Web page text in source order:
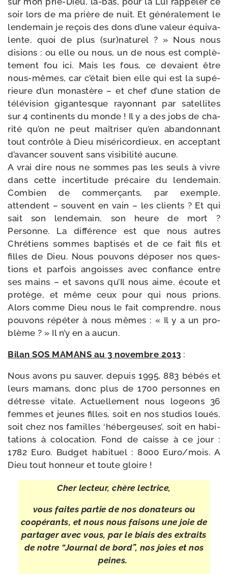
soir lors de ma prière de nuit. Et géné­ra­le­ment le
len­de­main je reçois des dons d’une valeur équi­va­
lente, quoi de plus (sur)naturel ? » Nous nous
disions : ou elle ou nous, un de nous est com­plè­
te­ment fou ici. Mais les fous, ce devaient être
nous-​mêmes, car c’était bien elle qui est la supé­
rieure d’un monas­tère – et chef d’une sta­tion de
télé­vi­sion gigan­tesque rayon­nant par satel­lites
sur 4 conti­nents du monde ! Il y a des jobs de cha­
ri­té qu’on ne peut maî­tri­ser qu’en aban­don­nant
tout contrôle à Dieu misé­ri­cor­dieux, en accep­tant
d’avancer sou­vent sans visi­bi­li­té aucune.
A vrai dire nous ne sommes pas les seuls à vivre
dans cette incer­ti­tude pré­caire du len­de­main.
Combien de com­mer­çants, par exemple,
attendent – sou­vent en vain – les clients ? Et qui
sait son len­de­main, son heure de mort ?
Personne. La dif­fé­rence est que nous autres
Chrétiens sommes bap­ti­sés et de ce fait fils et
filles de Dieu. Nous pou­vons dépo­ser nos ques­
tions et par­fois angoisses avec confiance entre
ses mains – et savons qu’Il nous aime, écoute et
pro­tège, et même ceux pour qui nous prions.
Alors comme Dieu nous le fait com­prendre, nous
pou­vons répé­ter à nous mêmes : « Il y a un pro­
blème ? » Il n’y en a aucun.
Bilan SOS MAMANS au 3 novembre 2013 :
Nous avons pu sau­ver, depuis 1995, 883 bébés et
leurs mamans, donc plus de 1700 per­sonnes en
détresse vitale. Actuellement nous logeons 36
femmes et jeunes filles, soit en nos stu­dios loués,
soit chez nos familles ‘héber­geuses’, soit en habi­
ta­tions à colo­ca­tion. Fond de caisse à ce jour :
1782 Euro. Budget habi­tuel : 8000 Euro/​mois. A
Dieu tout hon­neur et toute gloire !
Cher lec­teur, chère lectrice,
vous faites par­tie de nos dona­teurs ou
coopé­rants, et nous nous fai­sons une joie de
par­ta­ger avec vous, par le biais des extraits
de notre “Journal de bord”, nos joies et nos
peines.